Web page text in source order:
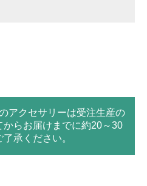
アクセサリーは受注生産の
らお届けまでに約20～30
承ください。